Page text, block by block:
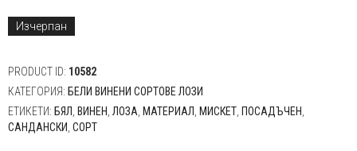
Изчерпан
PRODUCT ID: 10582
КАТЕГОРИЯ: БЕЛИ ВИНЕНИ СОРТОВЕ ЛОЗИ
ЕТИКЕТИ: БЯЛ ВИНЕН ЛОЗА МАТЕРИАЛ МИСКЕТ ПОСАДЪЧЕН
САНДАНСКИ СОРТ